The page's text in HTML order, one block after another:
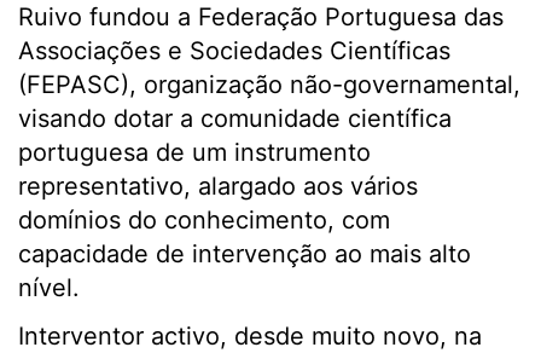
Ruivo fundou a Federação Portuguesa das
Associações e Sociedades Científicas
(FEPASC), organização não-governamental,
visando dotar a comunidade científica
portuguesa de um instrumento
representativo, alargado aos vários
domínios do conhecimento, com
capacidade de intervenção ao mais alto
nível.
Interventor activo, desde muito novo, na